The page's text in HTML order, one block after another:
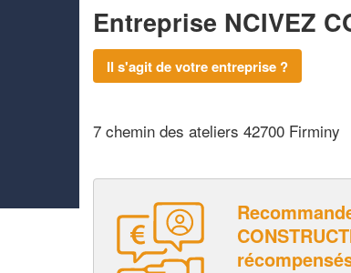
Entreprise NCIVEZ
Il s'agit de votre entreprise ?
7 chemin des ateliers 42700 Firminy